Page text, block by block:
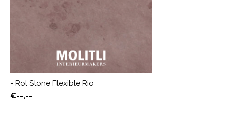
- Rol Stone Flexible Rio
€--,--